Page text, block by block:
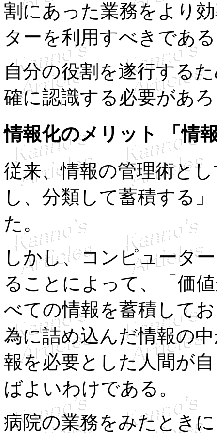
割にあった業務をより
ターを利用すべきであ
自分の役割を遂行する
確に認識する必要があ
情報化のメリット 「情
従来、情報の管理術と
し、分類して蓄積する
た。
しかし、コンピュータ
ることによって、「価
べての情報を蓄積して
為に詰め込んだ情報の
報を必要とした人間が
ばよいわけである。
病院の業務をみたとき